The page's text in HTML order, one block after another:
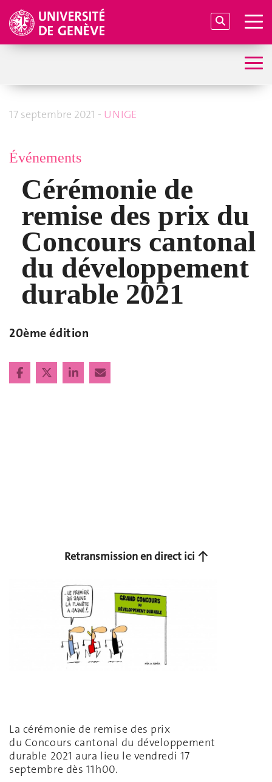
17 septembre 2021 - UNIGE
Événements
Cérémonie de
remise des prix du
Concours cantonal
du développement
durable 2021
20ème édition
Retransmission en direct ici ↑
La cérémonie de remise des prix
du Concours cantonal du développement
durable 2021 aura lieu le vendredi 17
septembre dès 11h00.